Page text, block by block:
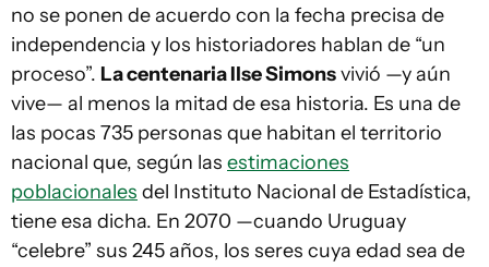
no se ponen de acuerdo con la fecha precisa de
independencia y los historiadores hablan de “un
proceso”. La centenaria Ilse Simonsvivió —y aún
vive— al menos la mitad de esa historia. Es una de
las pocas 735 personas que habitan el territorio
nacional que, según las estimaciones
poblacionales del Instituto Nacional de Estadística,
tiene esa dicha. En 2070 —cuando Uruguay
“celebre” sus 245 años, los seres cuya edad sea de